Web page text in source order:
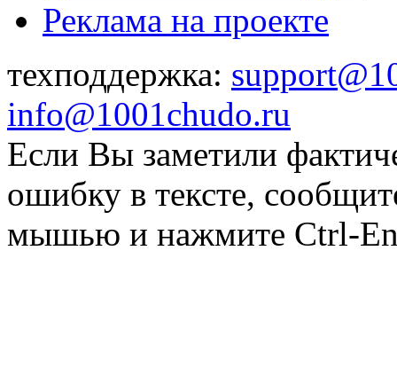
Реклама на проекте
техподдержка:
info@1001chudo.ru
Если Вы заметили
ошибку в тексте,
мышью и нажмите Ctrl-